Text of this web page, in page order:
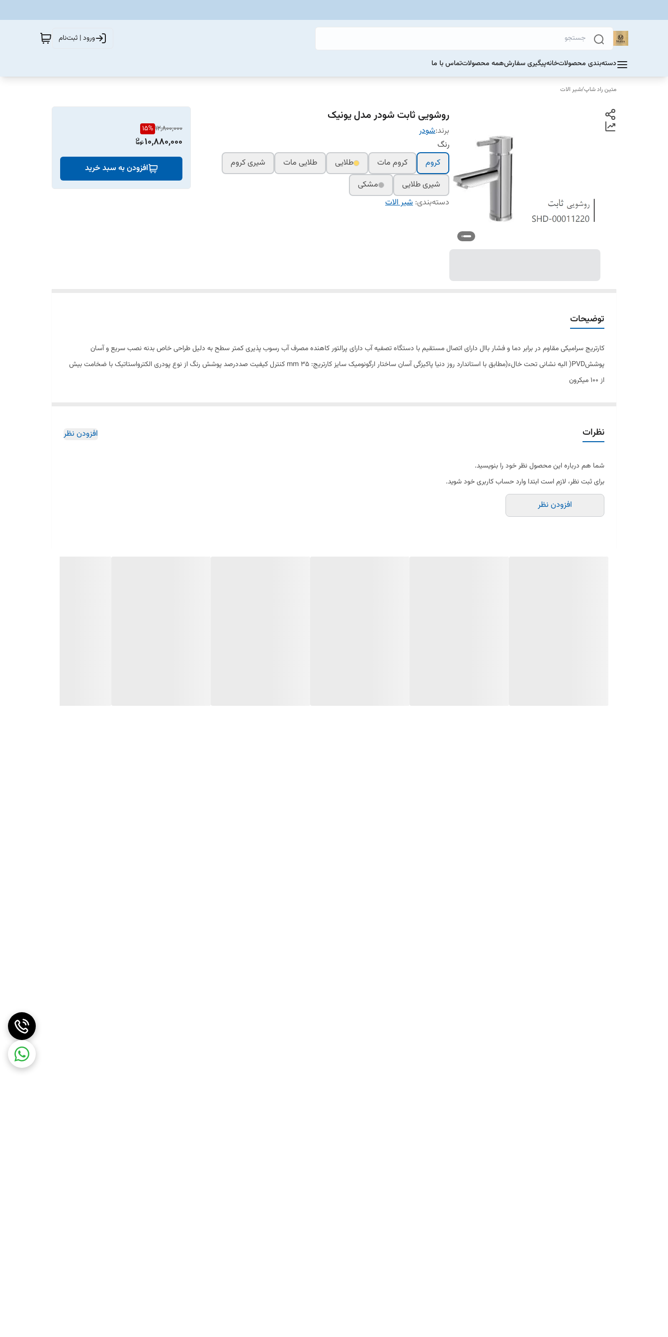
ورود | ثبت‌نام
دسته‌بندی محصولاتخانهپیگیری سفارشهمه محصولاتتماس با ما
متین راد شاپ/شیر الات
روشویی ثابت شودر مدل یونیک
برند:شودر
رنگ
کروم
کروم مات طلایی طلایی مات
شیری کروم
شیری طلایی
مشکی
دسته‌بندی: شیر الات
12,800,000
15%
10,880,000
افزودن به سبد خرید
توضیحات
کارتریج سرامیکی مقاوم در برابر دما و فشار باال دارای اتصال مستقیم با دستگاه تصفیه آب دارای پرالتور کاهنده مصرف آب رسوب پذیری کمتر سطح به دلیل طراحی خاص بدنه نصب سریع و آسان
پوششPVD( الیه نشانی تحت خالء(مطابق با استاندارد روز دنیا پاکیزگی آسان ساختار ارگونومیک سایز کارتریج: mm 35 کنترل کیفیت صددرصد پوشش رنگ از نوع پودری الکترواستاتیک با ضخامت بیش
از 100 میکرون
نظرات افزودن نظر
شما هم درباره این محصول نظر خود را بنویسید.
برای ثبت نظر، لازم است ابتدا وارد حساب کاربری خود شوید.
افزودن نظر